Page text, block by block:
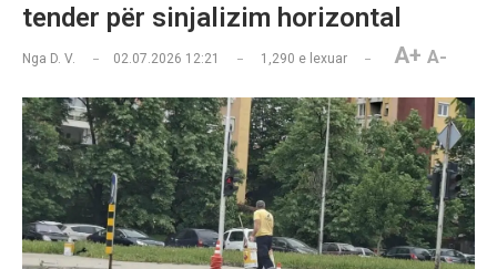
tender për sinjalizim horizontal
Nga D. V. 02.07.2026 12:21 1,290 e lexuar A+ A-